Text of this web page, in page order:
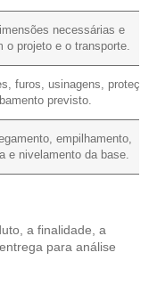
necessárias e
o projeto e o transporte.
furos, usinagens, proteção
previsto.
empilhamento,
e nivelamento da base.
a finalidade, a
para análise